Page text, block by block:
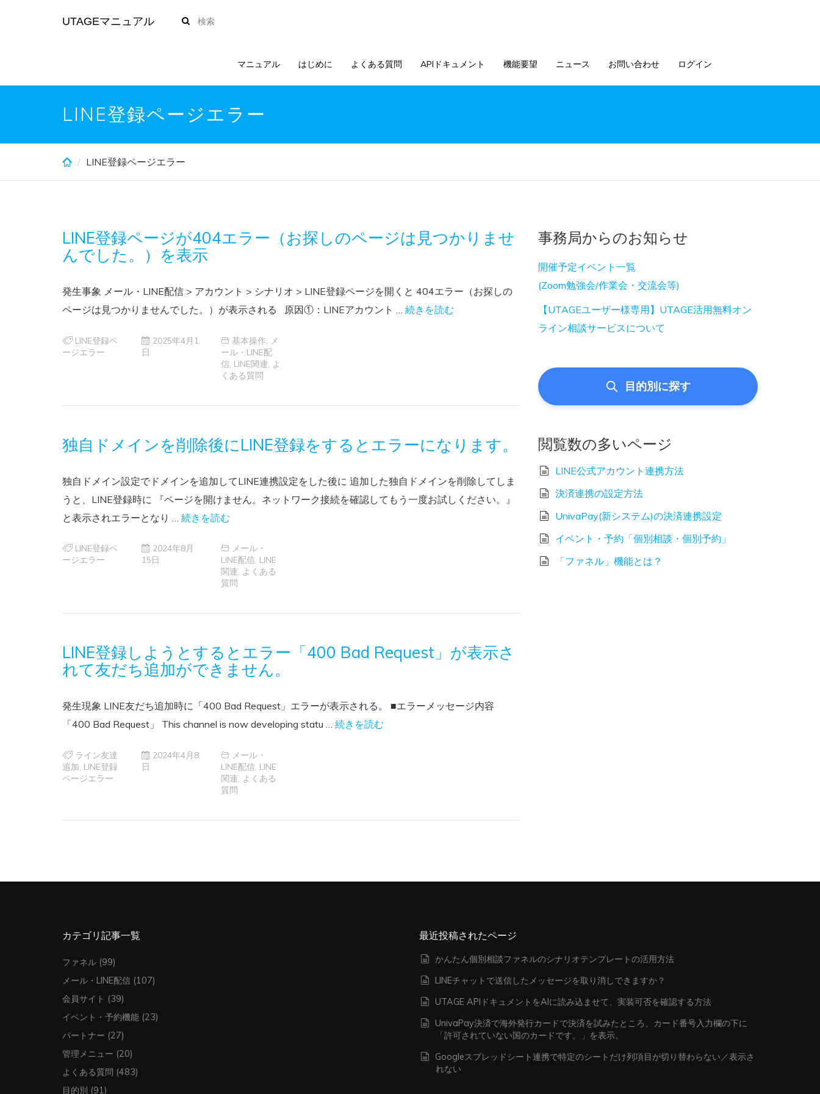
UTAGEマニュアル
マニュアル はじめに よくある質問 APIドキュメント 機能要望 ニュース お問い合わせ ログイン
LINE登録ページエラー
LINE登録ページエラー
LINE登録ページが404エラー（お探しのページは見つかりませ
んでした。）を表示
発生事象 メール・LINE配信 > アカウント > シナリオ > LINE登録ページを開くと 404エラー（お探しの
ページは見つかりませんでした。）が表示される 原因①：LINEアカウント … 続きを読む
LINE登録ペ
ージエラー
2025年4月1
日
基本操作
メ
ール・LINE配
信, LINE関連 よ
くある質問
独自ドメインを削除後にLINE登録をするとエラーになります。
独自ドメイン設定でドメインを追加してLINE連携設定をした後に 追加した独自ドメインを削除してしま
うと、LINE登録時に 『ページを開けません。ネットワーク接続を確認してもう一度お試しください。』
と表示されエラーとなり … 続きを読む
LINE登録ペ
ージエラー
2024年8月
15日
メール・
LINE配信, LINE
関連 よくある
質問
LINE登録しようとするとエラー「400 Bad Request」が表示さ
れて友だち追加ができません。
発生現象 LINE友だち追加時に「400 Bad Request」エラーが表示される。 ■エラーメッセージ内容
「400 Bad Request」 This channel is now developing statu … 続きを読む
ライン友達
追加 LINE登録
ページエラー
2024年4月8
日
メール・
LINE配信, LINE
関連 よくある
質問
事務局からのお知らせ
開催予定イベント一覧
(Zoom勉強会/作業会・交流会等)
【UTAGEユーザー様専用】UTAGE活用無料オン
ライン相談サービスについて
目的別に探す
閲覧数の多いページ
LINE公式アカウント連携方法
決済連携の設定方法
UnivaPay(新システム)の決済連携設定
イベント・予約「個別相談・個別予約」
「ファネル」機能とは？
カテゴリ記事一覧
ファネル (99)
メール・LINE配信 (107)
会員サイト (39)
イベント・予約機能 (23)
パートナー (27)
管理メニュー (20)
よくある質問 (483)
目的別 (91)
最近投稿されたページ
かんたん個別相談ファネルのシナリオテンプレートの活用方法
LINEチャットで送信したメッセージを取り消しできますか？
UTAGE APIドキュメントをAIに読み込ませて、実装可否を確認する方法
UnivaPay決済で海外発行カードで決済を試みたところ、カード番号入力欄の下に
「許可されていない国のカードです。」を表示。
Googleスプレッドシート連携で特定のシートだけ列項目が切り替わらない／表示さ
れない